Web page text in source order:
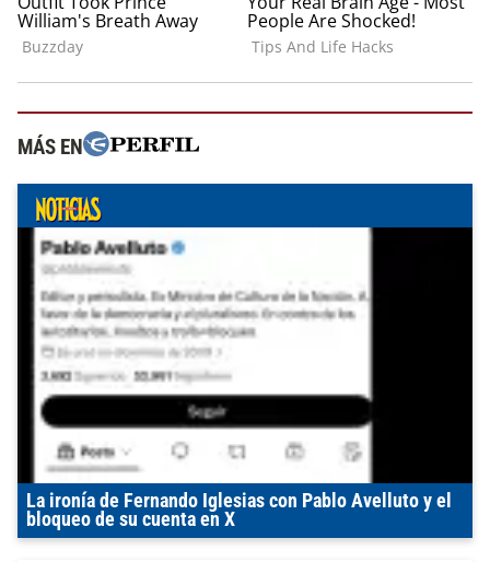
MÁS EN
La ironía de Fernando Iglesias con Pablo Avelluto y el
bloqueo de su cuenta en X